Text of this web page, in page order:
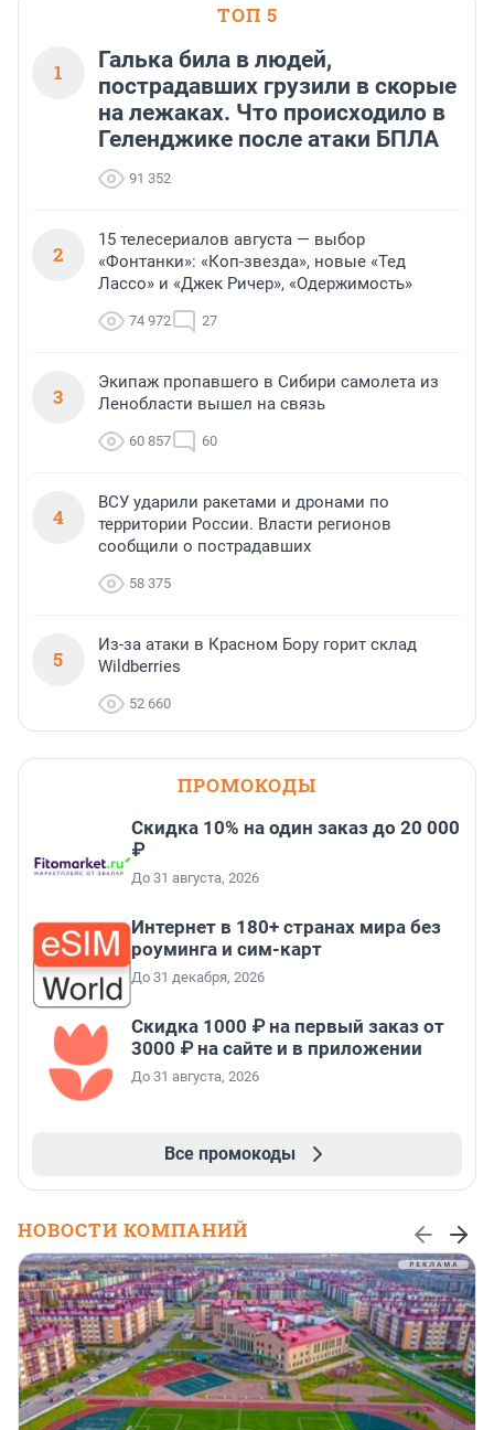
ТОП 5
1
Галька била в людей,
пострадавших грузили в скорые
на лежаках. Что происходило в
Геленджике после атаки БПЛА
91 352
2
15 телесериалов августа — выбор
«Фонтанки»: «Коп-звезда», новые «Тед
Лассо» и «Джек Ричер», «Одержимость»
74 972 27
3
Экипаж пропавшего в Сибири самолета из
Ленобласти вышел на связь
60 857 60
4
ВСУ ударили ракетами и дронами по
территории России. Власти регионов
сообщили о пострадавших
58 375
5
Из-за атаки в Красном Бору горит склад
Wildberries
52 660
ПРОМОКОДЫ
Скидка 10% на один заказ до 20 000
₽
До 31 августа, 2026
Интернет в 180+ странах мира без
роуминга и сим-карт
До 31 декабря, 2026
Скидка 1000 ₽ на первый заказ от
3000 ₽ на сайте и в приложении
До 31 августа, 2026
Все промокоды
НОВОСТИ КОМПАНИЙ